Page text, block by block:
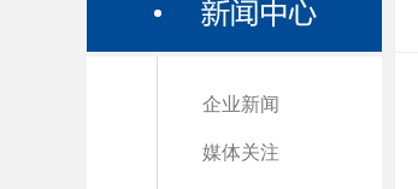
企业新闻
媒体关注